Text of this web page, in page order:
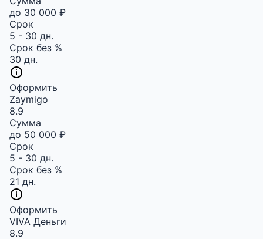
до 30 000 ₽
Срок
5 - 30 дн.
Срок без %
30 дн.
Оформить
Zaymigo
8.9
Сумма
до 50 000 ₽
Срок
5 - 30 дн.
Срок без %
21 дн.
Оформить
VIVA Деньги
8.9